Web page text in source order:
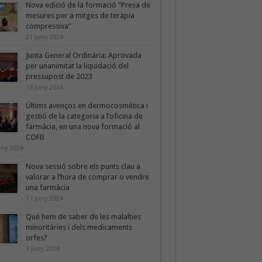
Nova edició de la formació “Presa de
mesures per a mitges de teràpia
compressiva”
21 juny 2024
Junta General Ordinària: Aprovada
per unanimitat la liquidació del
pressupost de 2023
18 juny 2024
Últims avenços en dermocosmètica i
gestió de la categoria a l’oficina de
farmàcia, en una nova formació al
COFB
2024
Nova sessió sobre els punts clau a
valorar a l’hora de comprar o vendre
una farmàcia
17 juny 2024
Què hem de saber de les malalties
minoritàries i dels medicaments
orfes?
3 juny 2024